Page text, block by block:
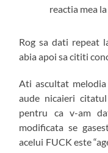
reactia mea
Rog sa dati repeat
abia apoi sa cititi
Ati ascultat
aude nicaieri
pentru ca v-am
modificata se
acelui FUCK este